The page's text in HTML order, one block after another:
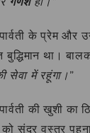
पार्वती के प्रेम
बुद्धिमान था।
सेवा में रहूंगा।”
की खुशी का
सुंदर वस्त्र